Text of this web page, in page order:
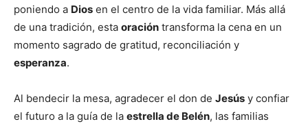
poniendo a Dios en el centro de la vida familiar. Más allá
de una tradición, esta oración transforma la cena en un
momento sagrado de gratitud, reconciliación y
esperanza.
Al bendecir la mesa, agradecer el don de Jesús y confiar
el futuro a la guía de la estrella de Belén, las familias